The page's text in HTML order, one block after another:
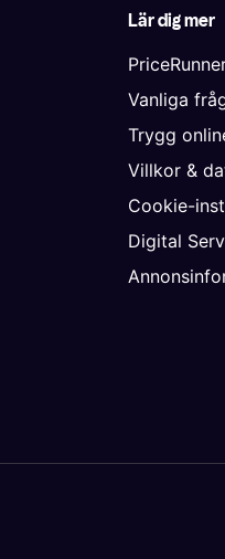
Lär dig mer
Vanliga
Trygg
Villkor &
Cookie-
Digital